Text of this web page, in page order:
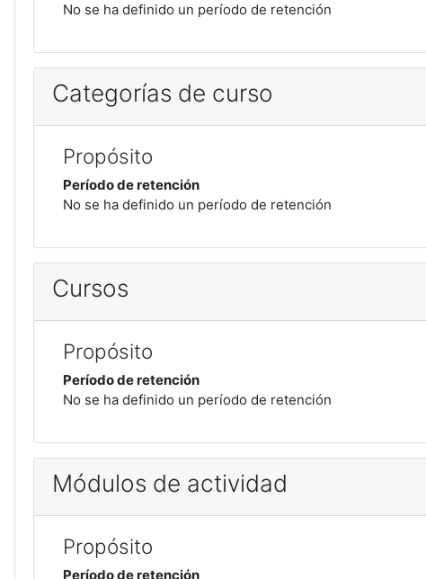
No se ha definido un período de retención
Categorías de curso
Propósito
Período de retención
No se ha definido un período de retención
Cursos
Propósito
Período de retención
No se ha definido un período de retención
Módulos de actividad
Propósito
Período de retención